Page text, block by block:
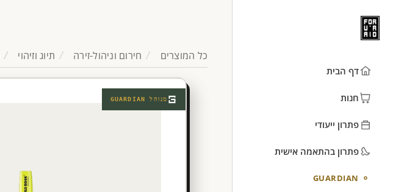
דף הבית
חנות
פתרון ייעודי
פתרון בהתאמה אישית
GUARDIAN
כל המוצרים חירום וניהול-זירה תיוג וזיהוי
מנוהל GUARDIAN